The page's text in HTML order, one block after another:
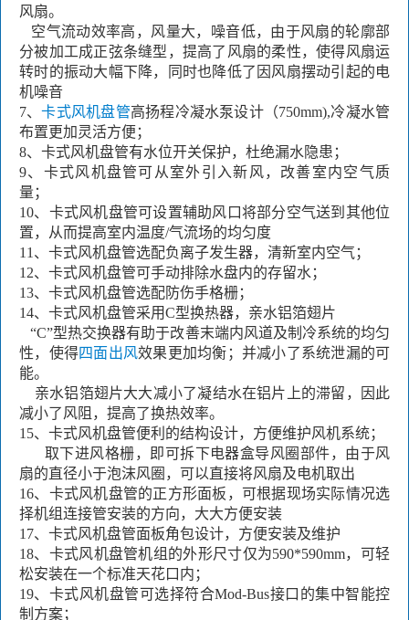
风扇。
空气流动效率高，风量大，噪音低，由于风扇的轮廓部
分被加工成正弦条缝型，提高了风扇的柔性，使得风扇运
转时的振动大幅下降，同时也降低了因风扇摆动引起的电
机噪音
7、卡式风机盘管高扬程冷凝水泵设计（750mm),冷凝水管
布置更加灵活方便；
8、 卡式风机盘管有水位开关保护，杜绝漏水隐患；
9、 卡式风机盘管可从室外引入新风，改善室内空气质
量；
10、 卡式风机盘管可设置辅助风口将部分空气送到其他位
置，从而提高室内温度/气流场的均匀度
11、 卡式风机盘管选配负离子发生器，清新室内空气；
12、 卡式风机盘管可手动排除水盘内的存留水；
13、 卡式风机盘管选配防伤手格栅；
14、 卡式风机盘管采用C型换热器，亲水铝箔翅片
“C”型热交换器有助于改善末端内风道及制冷系统的均匀
性，使得四面出风效果更加均衡；并减小了系统泄漏的可
能。
亲水铝箔翅片大大减小了凝结水在铝片上的滞留，因此
减小了风阻，提高了换热效率。
15、 卡式风机盘管便利的结构设计，方便维护风机系统；
取下进风格栅，即可拆下电器盒导风圈部件，由于风
扇的直径小于泡沫风圈，可以直接将风扇及电机取出
16、 卡式风机盘管的正方形面板，可根据现场实际情况选
择机组连接管安装的方向，大大方便安装
17、 卡式风机盘管面板角包设计，方便安装及维护
18、 卡式风机盘管机组的外形尺寸仅为590*590mm，可轻
松安装在一个标准天花口内；
19、 卡式风机盘管可选择符合Mod-Bus接口的集中智能控
制方案；